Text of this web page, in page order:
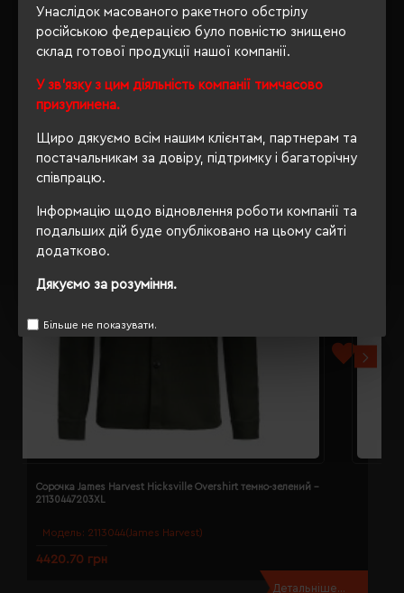
Унаслідок масованого ракетного обстрілу
російською федерацією було повністю знищено
склад готової продукції нашої компанії.
У зв'язку з цим діяльність компанії тимчасово
призупинена.
Щиро дякуємо всім нашим клієнтам, партнерам та
постачальникам за довіру, підтримку і багаторічну
співпрацю.
Інформацію щодо відновлення роботи компанії та
подальших дій буде опубліковано на цьому сайті
додатково.
Дякуємо за розуміння.
Більше не показувати.
Модель: 2113044(James Harvest)
Сорочка James Harvest Hicksville Overshirt темно-зелений -
21130447203XL
4420.70 грн
Детальніше...